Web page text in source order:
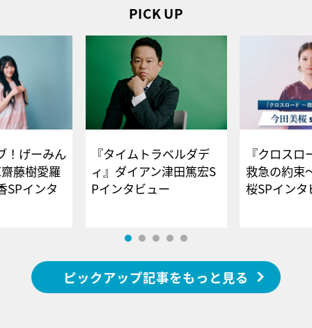
PICK UP
！げーみん
藤樹愛羅
SPインタ
『タイムトラベルダデ
ィ』ダイアン津田篤宏S
Pインタビュー
『クロス
救急の約束
桜SPイ
ピックアップ記事をもっと見る